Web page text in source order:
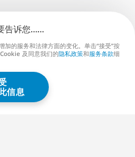
(EN)
®
AB
告诉您……
加的服务和法律方面的变化。单击“接受”按
及同意我们的隐私政策和服务条款细
信息